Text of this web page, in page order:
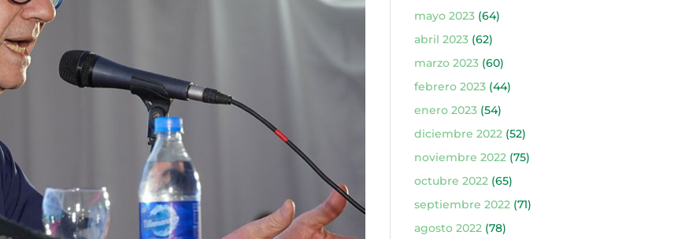
mayo 2023(64)
abril 2023(62)
marzo 2023(60)
febrero 2023(44)
enero 2023(54)
diciembre 2022(52)
noviembre 2022(75)
octubre 2022(65)
septiembre 2022(71)
agosto 2022(78)